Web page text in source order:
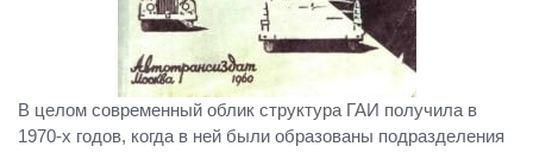
В целом современный облик структура ГАИ получила в
1970-х годов, когда в ней были образованы подразделения